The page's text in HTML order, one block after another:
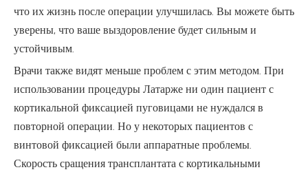
что их жизнь после операции улучшилась. Вы можете быть
уверены, что ваше выздоровление будет сильным и
устойчивым.
Врачи также видят меньше проблем с этим методом. При
использовании процедуры Латарже ни один пациент с
кортикальной фиксацией пуговицами не нуждался в
повторной операции. Но у некоторых пациентов с
винтовой фиксацией были аппаратные проблемы.
Скорость сращения трансплантата с кортикальными